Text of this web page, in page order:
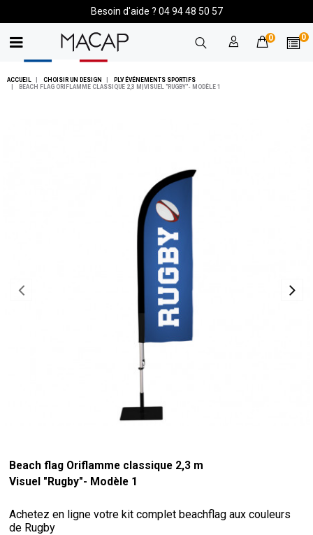
Besoin d'aide ? 04 94 48 50 57
0 0
ACCUEIL CHOISIR UN DESIGN
PLV ÉVÉNEMENTS SPORTIFS
BEACH FLAG ORIFLAMME CLASSIQUE 2,3 M|VISUEL "RUGBY"- MODÈLE 1
Beach flag Oriflamme classique 2,3 m
Visuel "Rugby"- Modèle 1
Achetez en ligne votre kit complet beachflag aux couleurs
de Rugby